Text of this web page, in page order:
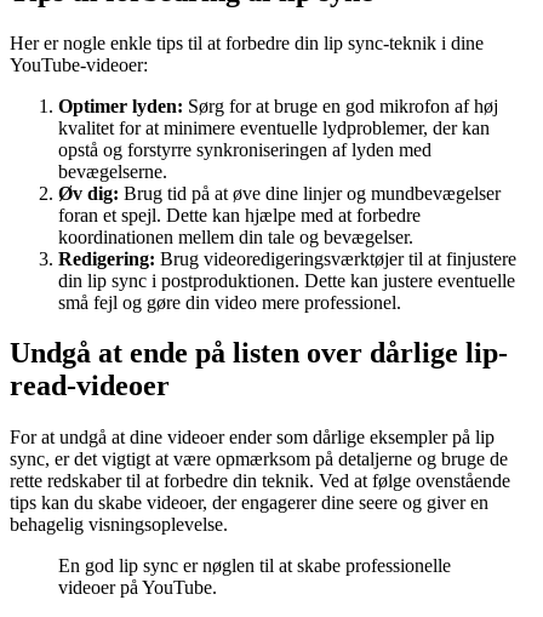
Her er nogle enkle tips til at forbedre din lip sync-teknik i dine
YouTube-videoer:
Optimer lyden: Sørg for at bruge en god mikrofon af høj
kvalitet for at minimere eventuelle lydproblemer, der kan
opstå og forstyrre synkroniseringen af lyden med
bevægelserne.
Øv dig: Brug tid på at øve dine linjer og mundbevægelser
foran et spejl. Dette kan hjælpe med at forbedre
koordinationen mellem din tale og bevægelser.
Redigering: Brug videoredigeringsværktøjer til at finjustere
din lip sync i postproduktionen. Dette kan justere eventuelle
små fejl og gøre din video mere professionel.
Undgå at ende på listen over dårlige lip-
read-videoer
For at undgå at dine videoer ender som dårlige eksempler på lip
sync, er det vigtigt at være opmærksom på detaljerne og bruge de
rette redskaber til at forbedre din teknik. Ved at følge ovenstående
tips kan du skabe videoer, der engagerer dine seere og giver en
behagelig visningsoplevelse.
En god lip sync er nøglen til at skabe professionelle
videoer på YouTube.